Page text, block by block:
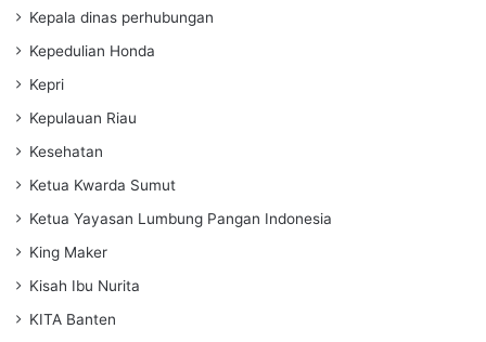
Kepala dinas perhubungan
Kepedulian Honda
Kepri
Kepulauan Riau
Kesehatan
Ketua Kwarda Sumut
Ketua Yayasan Lumbung Pangan Indonesia
King Maker
Kisah Ibu Nurita
KITA Banten